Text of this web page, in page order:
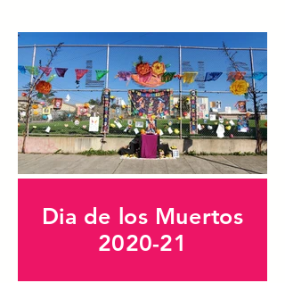
Dia de los Muertos
2020-21